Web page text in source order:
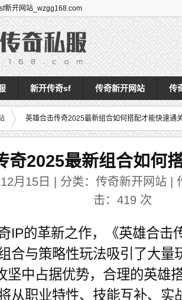
新开网站_wzgg168.com
新开传奇sf 传奇新开网站 传
英雄合击传奇2025最新组合如何搭配才能快速通
奇2025最新组合如何
月15日 | 分类：传奇新开网站 |
击： 419 次
IP的革新之作，《英雄合击
合与策略性玩法吸引了大量
坚中占据优势，合理的英雄
从职业特性、技能互补、实